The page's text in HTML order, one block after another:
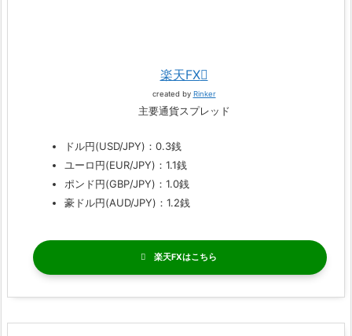
楽天FX
created by Rinker
主要通貨スプレッド
ドル円(USD/JPY)：0.3銭
ユーロ円(EUR/JPY)：1.1銭
ポンド円(GBP/JPY)：1.0銭
豪ドル円(AUD/JPY)：1.2銭
楽天FX